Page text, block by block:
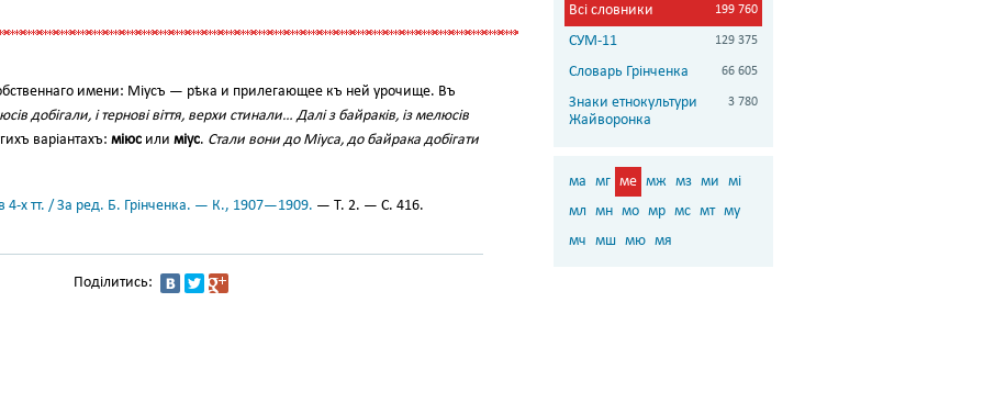
имени: Міусъ — рѣка и прилегающее къ ней урочище. Въ
добігали, і тернові віття, верхи стинали… Далі з байраків, із мелюсів
варіантахъ: міюс или міус. Стали вони до Міуса, до байрака добігати
4-х тт. / За ред. Б. Грінченка. — К., 1907—1909. — Т. 2. — С. 416.
Поділитись:
Всі словники 199 760
СУМ-11 129 375
Словарь Грінченка 66 605
Знаки етнокультури
Жайворонка
3 780
ма мг ме мж мз ми мі
мл мн мо мр мс мт му
мч мш мю мя